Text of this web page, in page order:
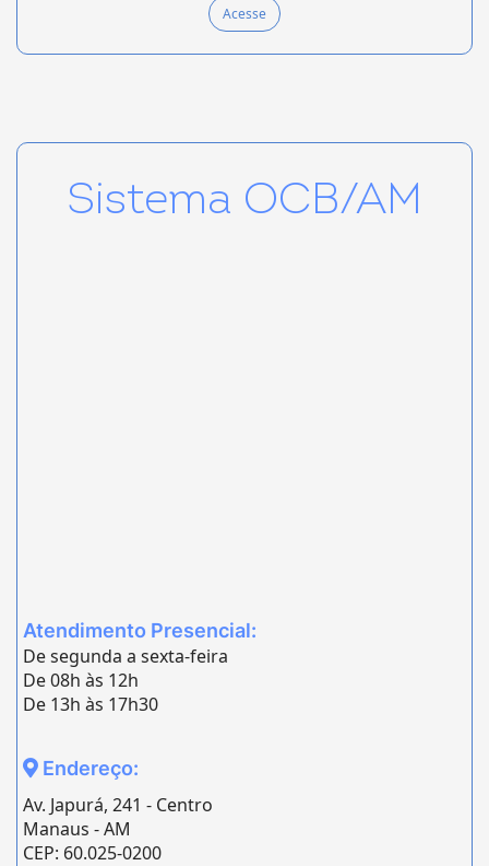
Acesse
Sistema OCB/AM
Atendimento Presencial:
De segunda a sexta-feira
De 08h às 12h
De 13h às 17h30
Endereço:
Av. Japurá, 241 - Centro
Manaus - AM
CEP: 60.025-0200